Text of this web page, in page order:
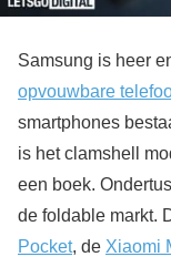
Samsung is heer
opvouwbare
smartphones
is het clamshell
een boek.
de foldable markt.
Pocket, de Xiaomi